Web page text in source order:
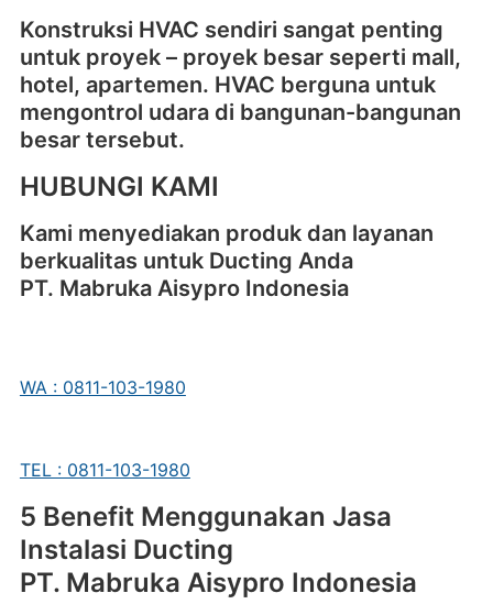
Konstruksi HVAC sendiri sangat penting
untuk proyek – proyek besar seperti mall,
hotel, apartemen. HVAC berguna untuk
mengontrol udara di bangunan-bangunan
besar tersebut.
HUBUNGI KAMI
Kami menyediakan produk dan layanan
berkualitas untuk Ducting Anda
PT. Mabruka Aisypro Indonesia
WA : 0811-103-1980
TEL : 0811-103-1980
5 Benefit Menggunakan Jasa
Instalasi Ducting
PT. Mabruka Aisypro Indonesia